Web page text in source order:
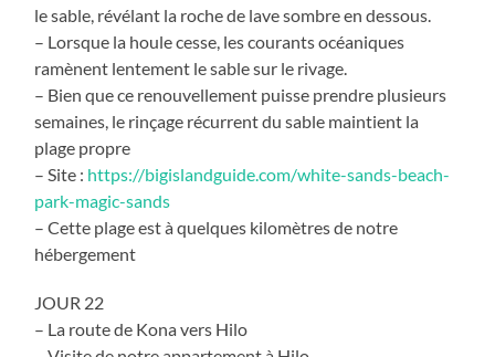
le sable, révélant la roche de lave sombre en dessous.
– Lorsque la houle cesse, les courants océaniques
ramènent lentement le sable sur le rivage.
– Bien que ce renouvellement puisse prendre plusieurs
semaines, le rinçage récurrent du sable maintient la
plage propre
– Site : https://bigislandguide.com/white-sands-beach-
park-magic-sands
– Cette plage est à quelques kilomètres de notre
hébergement
JOUR 22
– La route de Kona vers Hilo